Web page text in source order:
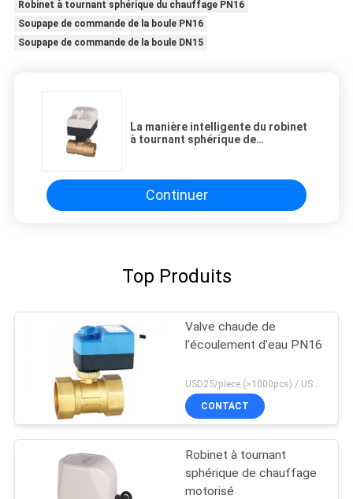
Robinet à tournant sphérique du chauffage PN16
Soupape de commande de la boule PN16
Soupape de commande de la boule DN15
La manière intelligente du robinet
à tournant sphérique de
motorisé
Continuer
Top Produits
Valve chaude de
l'écoulement d'eau PN16
USD25/piece (>1000pcs) / USD26.5 (50-1000 pcs) MOQ:50 morceaux
CONTACT
Robinet à tournant
sphérique de chauffage
motorisé